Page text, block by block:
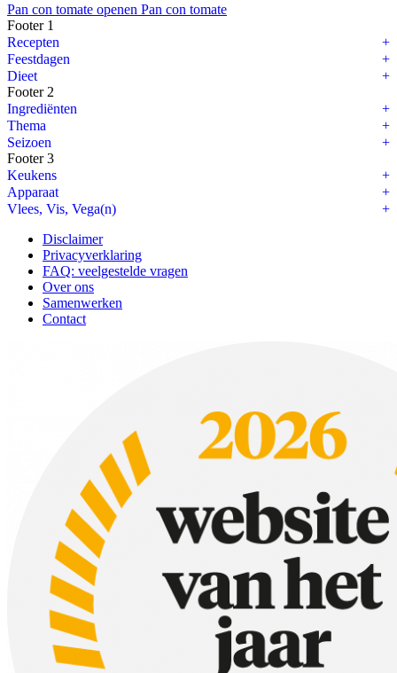
Pan con tomate openen Pan con tomate
Footer 1
Recepten
Feestdagen
Dieet
Footer 2
Ingrediënten
Thema
Seizoen
Footer 3
Keukens
Apparaat
Vlees, Vis, Vega(n)
Disclaimer
Privacyverklaring
FAQ: veelgestelde vragen
Over ons
Samenwerken
Contact